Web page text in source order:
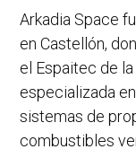
Arkadia Space
en Castellón,
el Espaitec de
especializada
sistemas de
combustibles